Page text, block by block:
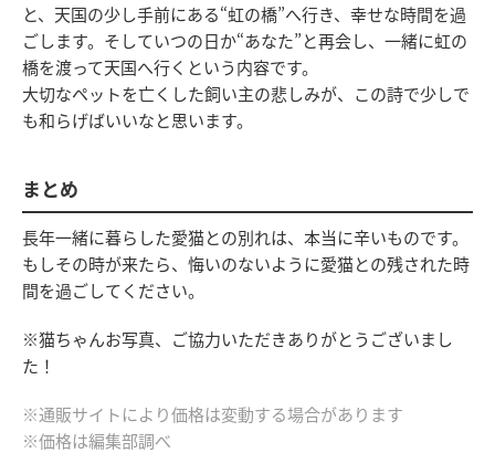
と、天国の少し手前にある“虹の橋”へ行き、幸せな時間を過
ごします。そしていつの日か“あなた”と再会し、一緒に虹の
橋を渡って天国へ行くという内容です。
大切なペットを亡くした飼い主の悲しみが、この詩で少しで
も和らげばいいなと思います。
まとめ
長年一緒に暮らした愛猫との別れは、本当に辛いものです。
もしその時が来たら、悔いのないように愛猫との残された時
間を過ごしてください。
※猫ちゃんお写真、ご協力いただきありがとうございまし
た！
※通販サイトにより価格は変動する場合があります
※価格は編集部調べ